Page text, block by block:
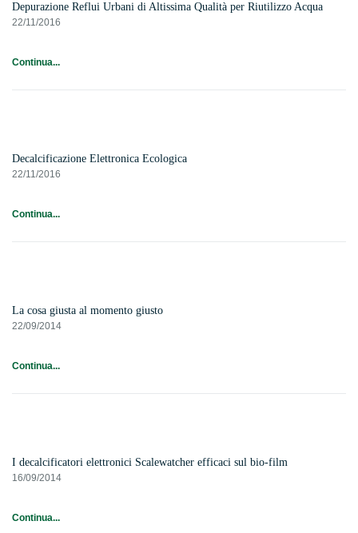
Depurazione Reflui Urbani di Altissima Qualità per Riutilizzo Acqua
22/11/2016
Continua...
Decalcificazione Elettronica Ecologica
22/11/2016
Continua...
La cosa giusta al momento giusto
22/09/2014
Continua...
I decalcificatori elettronici Scalewatcher efficaci sul bio-film
16/09/2014
Continua...